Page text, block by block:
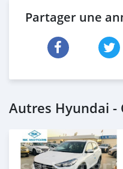
Partager une
Autres Hyundai -